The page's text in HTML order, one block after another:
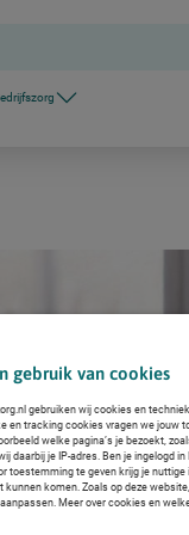
gebruik van cookies
gebruiken wij cookies en
en tracking cookies vragen we jouw
welke pagina’s je bezoekt,
daarbij je IP-adres. Ben je ingelogd
toestemming te geven krijg je
kunnen komen. Zoals op deze
Meer over cookies en